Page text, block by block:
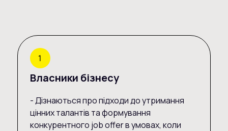
Власники бізнесу
- Дізнаються про підходи до утримання
цінних талантів та формування
конкурентного job offer в умовах, коли